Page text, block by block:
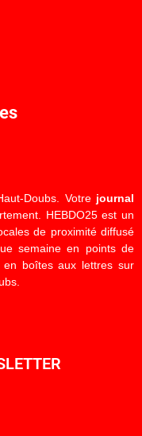
Doubs. Votre journal
HEBDO25 est un
de proximité diffusé
semaine en points de
boîtes aux lettres sur